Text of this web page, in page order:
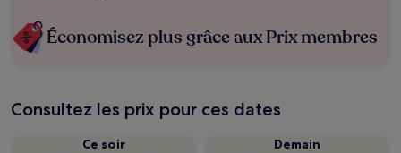
Économisez plus grâce aux Prix membres
Consultez les prix pour ces dates
Ce soir
Demain